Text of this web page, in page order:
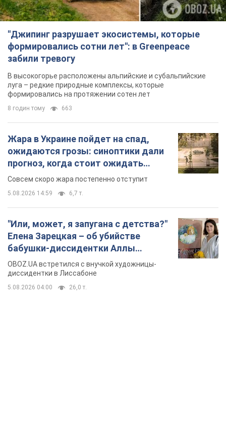
"Джипинг разрушает экосистемы, которые
формировались сотни лет": в Greenpeace
забили тревогу
В высокогорье расположены альпийские и субальпийские
луга – редкие природные комплексы, которые
формировались на протяжении сотен лет
8 годин тому 663
Жара в Украине пойдет на спад,
ожидаются грозы: синоптики дали
прогноз, когда стоит ожидать
изменения погоды
Совсем скоро жара постепенно отступит
5.08.2026 14:59 6,7 т.
"Или, может, я запугана с детства?"
Елена Зарецкая – об убийстве
бабушки-диссидентки Аллы
Горской, критике сына Стуса и
бегстве в Португалию с пятью
детьми
OBOZ.UA встретился с внучкой художницы-
диссидентки в Лиссабоне
5.08.2026 04:00 26,0 т.